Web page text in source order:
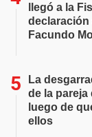
llegó a la
declaración
Facundo
La
de la pareja
luego de
ellos